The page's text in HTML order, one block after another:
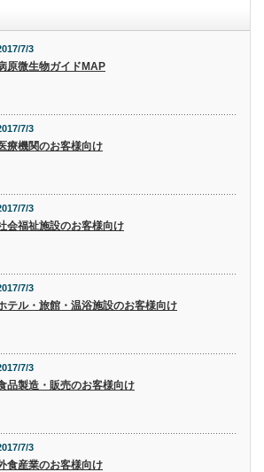
7/3
原微生物ガイドMAP
7/3
療機関のお客様向け
7/3
会福祉施設のお客様向け
7/3
テル・旅館・温浴施設のお客様向け
7/3
品製造・販売のお客様向け
7/3
食産業のお客様向け